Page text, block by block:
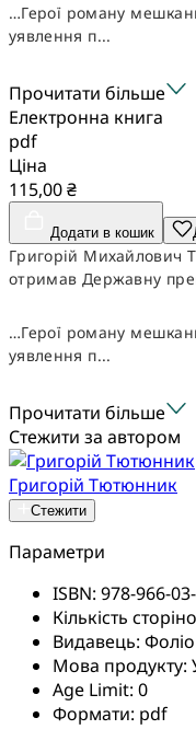
…Герої роману
уявлення п...
Прочитати більше
Електронна книга
pdf
Ціна
115,00 ₴
Додати в кошик
Григорій Михайлович
отримав Державну
…Герої роману
уявлення п...
Прочитати більше
Стежити за автором
Григорій Тютюнник
Стежити
Параметри
ISBN: 978-966-
Кількість
Видавець: Фоліо
Мова продукту:
Age Limit: 0
Формати: pdf